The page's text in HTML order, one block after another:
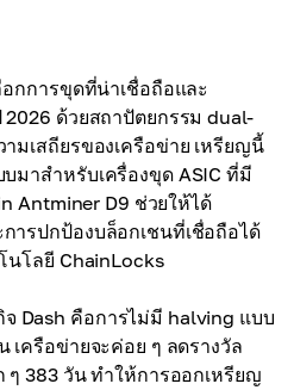
อกการขุดที่น่าเชื่อถือและ
ด้วยสถาปัตยกรรม dual-
มเสถียรของเครือข่าย เหรียญนี้
มาสำหรับเครื่องขุด ASIC ที่มี
Antminer D9 ช่วยให้ได้
ารปกป้องบล็อกเชนที่เชื่อถือได้
นโลยี ChainLocks
Dash คือการไม่มี halving แบบ
ครือข่ายจะค่อย ๆ ลดรางวัล
383 วัน ทำให้การออกเหรียญ